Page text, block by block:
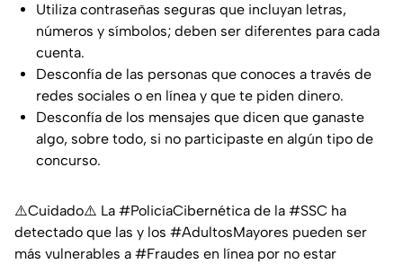
Utiliza contraseñas seguras que incluyan letras,
números y símbolos; deben ser diferentes para cada
cuenta.
Desconfía de las personas que conoces a través de
redes sociales o en línea y que te piden dinero.
Desconfía de los mensajes que dicen que ganaste
algo, sobre todo, si no participaste en algún tipo de
concurso.
⚠️Cuidado⚠️ La #PolicíaCibernética de la #SSC ha
detectado que las y los #AdultosMayores pueden ser
más vulnerables a #Fraudes en línea por no estar